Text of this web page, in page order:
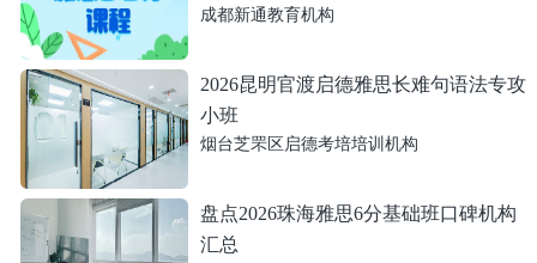
成都新通教育机构
2026昆明官渡启德雅思长难句语法专攻
小班
烟台芝罘区启德考培培训机构
盘点2026珠海雅思6分基础班口碑机构
汇总